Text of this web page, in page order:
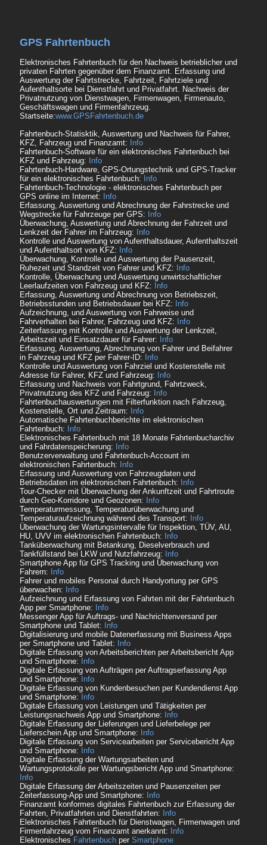
GPS Fahrtenbuch
Elektronisches Fahrtenbuch für den Nachweis betrieblicher und
privaten Fahrten gegenüber dem Finanzamt. Erfassung und
Auswertung der Fahrtstrecke, Fahrtzeit, Fahrtziele und
Aufenthaltsorte bei Dienstfahrt und Privatfahrt. Nachweis der
Privatnutzung von Dienstwagen, Firmenwagen, Firmenauto,
Geschäftswagen und Firmenfahrzeug.
Startseite:www.GPSFahrtenbuch.de
Fahrtenbuch-Statisktik, Auswertung und Nachweis für Fahrer,
KFZ, Fahrzeug und Finanzamt: Info
Fahrtenbuch-Software für ein elektronisches Fahrtenbuch bei
KFZ und Fahrzeug: Info
Fahrtenbuch-Hardware, GPS-Ortungstechnik und GPS-Tracker
für ein elektronisches Fahrtenbuch: Info
Fahrtenbuch-Technologie - elektronisches Fahrtenbuch per
GPS online im Internet: Info
Erfassung, Auswertung und Abrechnung der Fahrstrecke und
Wegstrecke für Fahrzeuge per GPS: Info
Überwachung, Auswertung und Abrechnung der Fahrzeit und
Lenkzeit der Fahrer im Fahrzeug: Info
Kontrolle und Auswertung von Aufenthaltsdauer, Aufenthaltszeit
und Aufenthaltsort von KFZ: Info
Überwachung, Kontrolle und Auswertung der Pausenzeit,
Ruhezeit und Standzeit von Fahrer und KFZ: Info
Kontrolle, Überwachung und Auswertung unwirtschaftlicher
Leerlaufzeiten von Fahrzeug und KFZ: Info
Erfassung, Auswertung und Abrechnung von Betriebszeit,
Betriebsstunden und Betriebsdauer bei KFZ: Info
Aufzeichnung, und Auswertung von Fahrweise und
Fahrverhalten bei Fahrer, Fahrzeug und KFZ: Info
Zeiterfassung mit Kontrolle und Auswertung der Lenkzeit,
Arbeitszeit und Einsatzdauer für Fahrer: Info
Erfassung, Auswertung, Abrechnung von Fahrer und Beifahrer
in Fahrzeug und KFZ per Fahrer-ID: Info
Kontrolle und Auswertung von Fahrziel und Kostenstelle mit
Adresse für Fahrer, KFZ und Fahrzeug: Info
Erfassung und Nachweis von Fahrtgrund, Fahrtzweck,
Privatnutzung des KFZ und Fahrzeug: Info
Fahrtenbuchauswertungen mit Filterfunktion nach Fahrzeug,
Kostenstelle, Ort und Zeitraum: Info
Automatische Fahrtenbuchberichte im elektronischen
Fahrtenbuch: Info
Elektronisches Fahrtenbuch mit 18 Monate Fahrtenbucharchiv
und Fahrdatenspeicherung: Info
Benutzerverwaltung und Fahrtenbuch-Account im
elektronischen Fahrtenbuch: Info
Erfassung und Auswertung von Fahrzeugdaten und
Betriebsdaten im elektronischen Fahrtenbuch: Info
Tour-Checker mit Überwachung der Ankunftzeit und Fahrtroute
durch Geo-Korridore und Geozonen: Info
Temperaturmessung, Temperaturüberwachung und
Temperaturaufzeichnung während des Transport: Info
Überwachung der Wartungsintervalle für Inspektion, TÜV, AU,
HU, UVV im elektronischen Fahrtenbuch: Info
Tanküberwachung mit Betankung, Dieselverbrauch und
Tankfüllstand bei LKW und Nutzfahrzeug: Info
Smartphone App für GPS Tracking und Überwachung von
Fahrern: Info
Fahrer und mobiles Personal durch Handyortung per GPS
überwachen: Info
Aufzeichnung und Erfassung von Fahrten mit der Fahrtenbuch
App per Smartphone: Info
Messenger App für Auftrags- und Nachrichtenversand per
Smartphone und Tablet: Info
Digitalisierung und mobile Datenerfassung mit Business Apps
per Smartphone und Tablet: Info
Digitale Erfassung von Arbeitsberichten per Arbeitsbericht App
und Smartphone: Info
Digitale Erfassung von Aufträgen per Auftragserfassung App
und Smartphone: Info
Digitale Erfassung von Kundenbesuchen per Kundendienst App
und Smartphone: Info
Digitale Erfassung von Leistungen und Tätigkeiten per
Leistungsnachweis App und Smartphone: Info
Digitale Erfassung der Lieferungen und Lieferbelege per
Lieferschein App und Smartphone: Info
Digitale Erfassung von Servicearbeiten per Servicebericht App
und Smartphone: Info
Digitale Erfassung der Wartungsarbeiten und
Wartungsprotokolle per Wartungsbericht App und Smartphone:
Info
Digitale Erfassung der Arbeitszeiten und Pausenzeiten per
Zeiterfassung-App und Smartphone: Info
Finanzamt konformes digitales Fahrtenbuch zur Erfassung der
Fahrten, Privatfahrten und Dienstfahrten: Info
Elektronisches Fahrtenbuch für Dienstwagen, Firmenwagen und
Firmenfahrzeug vom Finanzamt anerkannt: Info
Elektronisches Fahrtenbuch per Smartphone